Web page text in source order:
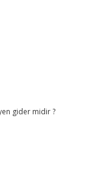
gider midir ?